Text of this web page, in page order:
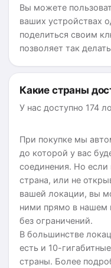
Вы можете
ваших устройствах
поделиться своим
позволяет так делать
Какие страны
У нас доступно 174
При покупке мы
до которой у вас
соединения. Но
страна, или не
вашей локации, вы
ними прямо в
без ограничений.
В большинстве
есть и 10-
страны. Более